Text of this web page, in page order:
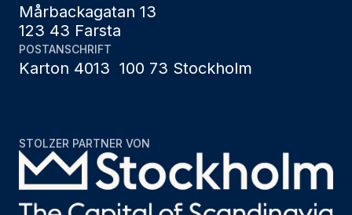
STOLZER PARTNER VON
Mårbackagatan 13
123 43 Farsta
POSTANSCHRIFT
Karton 4013 100 73 Stockholm